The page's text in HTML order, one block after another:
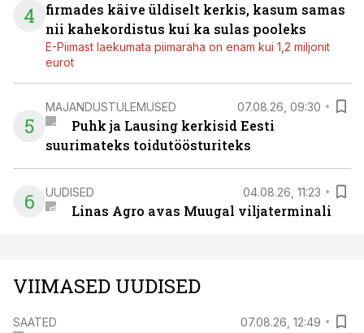
4
firmades käive üldiselt kerkis, kasum samas
nii kahekordistus kui ka sulas pooleks
E-Piimast laekumata piimaraha on enam kui 1,2 miljonit
eurot
5
MAJANDUSTULEMUSED 07.08.26, 09:30
Puhk ja Lausing kerkisid Eesti
suurimateks toidutöösturiteks
6 UUDISED 04.08.26, 11:23
Linas Agro avas Muugal viljaterminali
VIIMASED UUDISED
SAATED 07.08.26, 12:49